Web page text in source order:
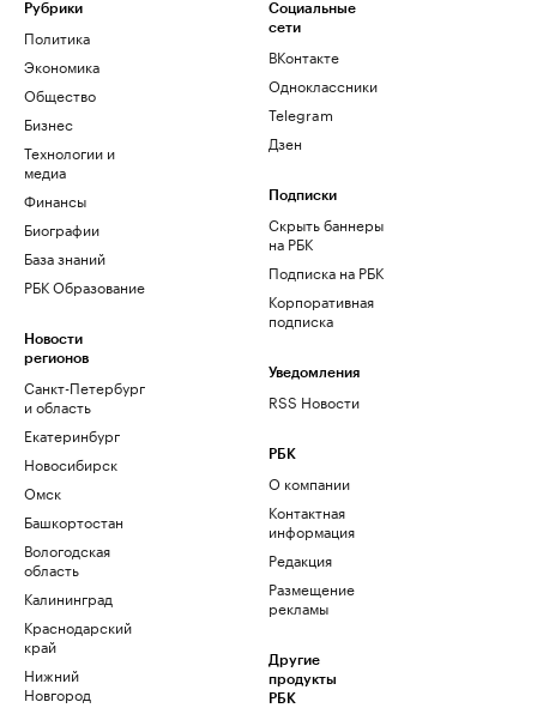
Рубрики
Политика
Экономика
Общество
Бизнес
Технологии и
медиа
Финансы
Биографии
База знаний
РБК Образование
Новости
регионов
Санкт-Петербург
и область
Екатеринбург
Новосибирск
Омск
Башкортостан
Вологодская
область
Калининград
Краснодарский
край
Нижний
Новгород
Социальные
сети
ВКонтакте
Одноклассники
Telegram
Дзен
Подписки
Скрыть баннеры
на РБК
Подписка на РБК
Корпоративная
подписка
Уведомления
RSS Новости
РБК
О компании
Контактная
информация
Редакция
Размещение
рекламы
Другие
продукты
РБК